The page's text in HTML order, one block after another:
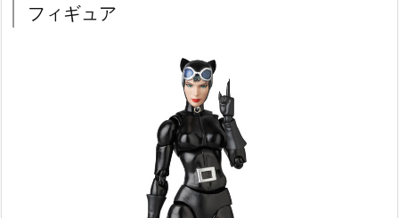
フィギュア